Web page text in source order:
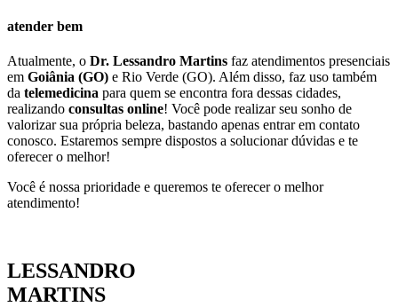
atender bem
Atualmente, o Dr. Lessandro Martins faz atendimentos presenciais
em Goiânia (GO) e Rio Verde (GO). Além disso, faz uso também
da telemedicina para quem se encontra fora dessas cidades,
realizando consultas online! Você pode realizar seu sonho de
valorizar sua própria beleza, bastando apenas entrar em contato
conosco. Estaremos sempre dispostos a solucionar dúvidas e te
oferecer o melhor!
Você é nossa prioridade e queremos te oferecer o melhor
atendimento!
LESSANDRO
MARTINS